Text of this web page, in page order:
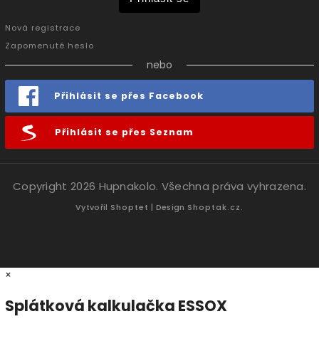
Nová registrace
Zapomenuté heslo
nebo
Přihlásit se přes Facebook
Přihlásit se přes Seznam
Copyright 2026 Hupnakolo. Všechna práva vyhrazena.
Vytvořil Shoptet | Design Shoptak.cz.
×
Splátková kalkulačka ESSOX